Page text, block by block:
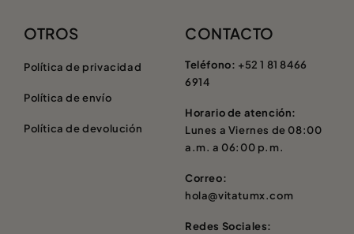
OTROS
Política de privacidad
Política de envío
Política de devolución
CONTACTO
Teléfono: +52 1 81 8466
6914
Horario de atención:
Lunes a Viernes de 08:00
a.m. a 06:00 p.m.
Correo:
hola@vitatumx.com
Redes Sociales: